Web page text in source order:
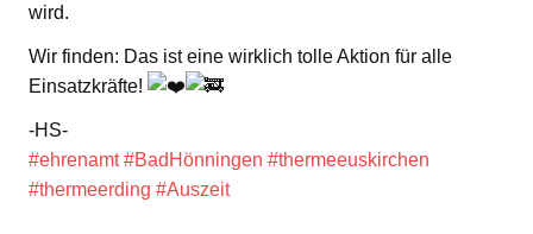
wird.
Wir finden: Das ist eine wirklich tolle Aktion für alle
Einsatzkräfte!
-HS-
#ehrenamt #BadHönningen #thermeeuskirchen
#thermeerding #Auszeit